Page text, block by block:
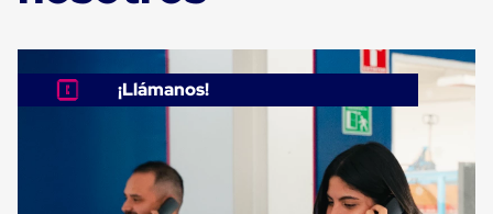
Máquinas
Plato
Giratorio
para
Película
¡Llámanos!